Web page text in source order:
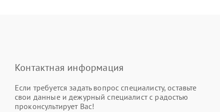
Контактная информация
Если требуется задать вопрос специалисту, оставьте
свои данные и дежурный специалист с радостью
проконсультирует Вас!